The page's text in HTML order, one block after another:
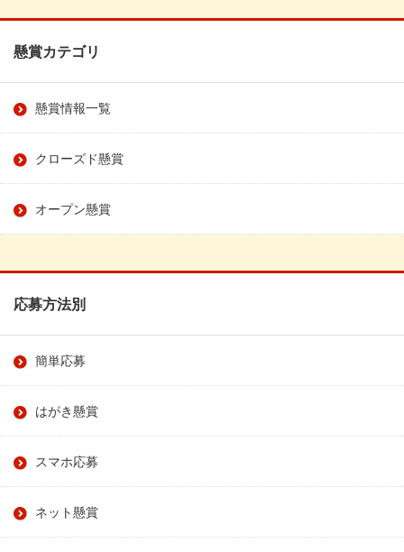
懸賞カテゴリ
懸賞情報一覧
クローズド懸賞
オープン懸賞
応募方法別
簡単応募
はがき懸賞
スマホ応募
ネット懸賞